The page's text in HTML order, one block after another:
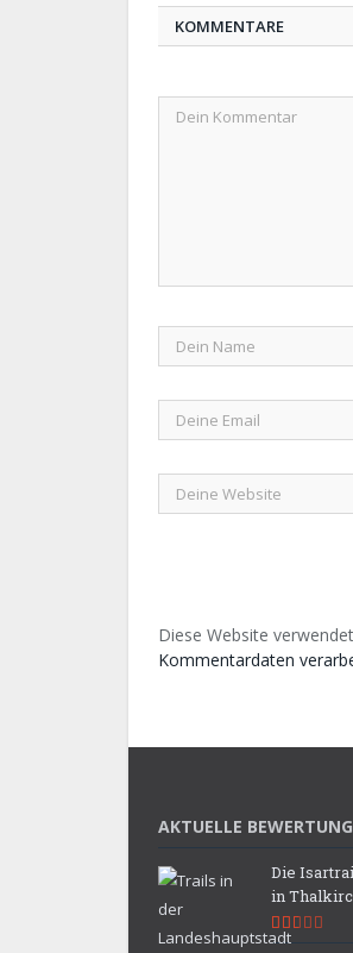
KOMMENTARE
Diese Website
Kommentardaten
AKTUELLE
Die
in